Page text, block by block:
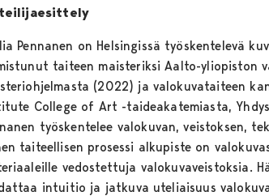
Pennanen on Helsingissä työskentelevä
taiteen maisteriksi Aalto-yliopiston
(2022) ja valokuvataiteen
College of Art -taideakatemiasta,
työskentelee valokuvan, veistoksen,
taiteellisen prosessi alkupiste on
vedostettuja valokuvaveistoksia.
intuitio ja jatkuva uteliaisuus